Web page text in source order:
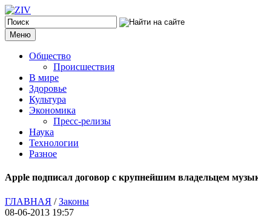
Меню
Общество
Происшествия
В мире
Здоровье
Культура
Экономика
Пресс-релизы
Наука
Технологии
Разное
Apple подписал договор с крупнейшим владельцем
ГЛАВНАЯ /Законы
08-06-2013 19:57